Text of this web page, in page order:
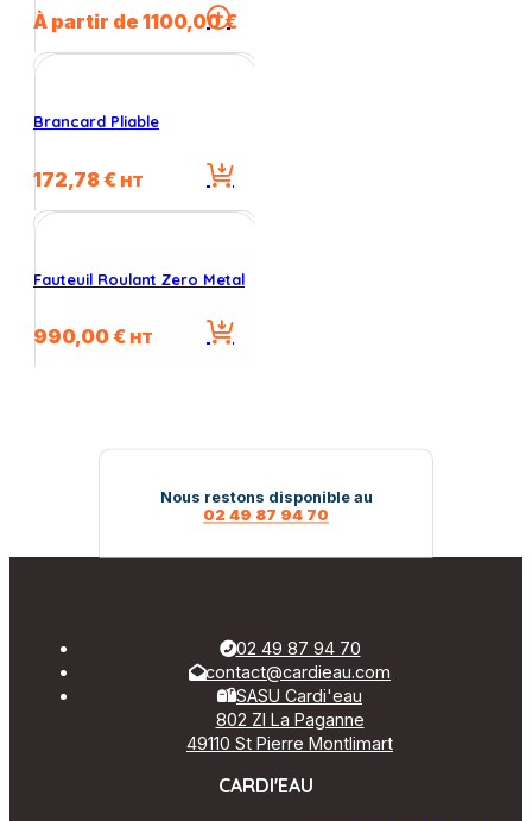
À partir de 1100,00€Ce
peuvent
être
choisies
la
du
produit
Brancard Pliable
172,78€ HT
Fauteuil Roulant Zero Metal
990,00€ HT
Nous restons disponible au
02 49 87 94 70
02 49 87 94 70
contact@cardieau.com
SASU Cardi'eau
802 ZI La Paganne
49110 St Pierre Montlimart
CARDI'EAU